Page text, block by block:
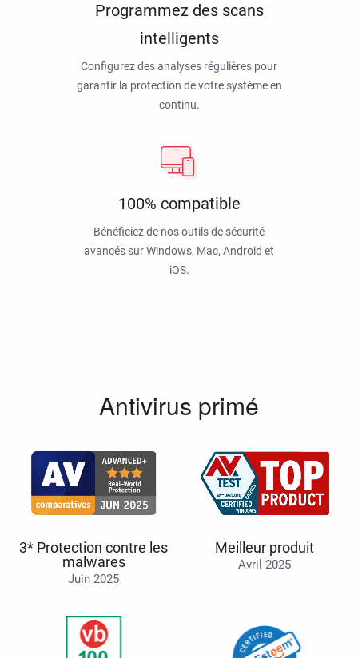
Programmez des scans
intelligents
Configurez des analyses régulières pour
garantir la protection de votre système en
continu.
100% compatible
Bénéficiez de nos outils de sécurité
avancés sur Windows, Mac, Android et
iOS.
Antivirus primé
3* Protection contre les
malwares
Juin 2025
Meilleur produit
Avril 2025